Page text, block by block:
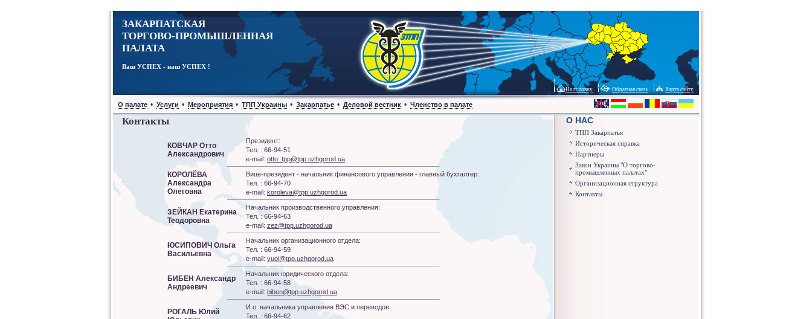
ЗАКАРПАТСКАЯ
ТОРГОВО-ПРОМЫШЛЕННАЯ
ПАЛАТА
Ваш УСПЕХ - наш УСПЕХ !
На головну Обратная связь Карта сайту
О палате • Услуги • Мероприятия • ТПП Украины • Закарпатье • Деловой вестник • Членство в палате
Контакты
КОВЧАР Отто
Александрович
Президент:
Тел. : 66-94-51
e-mail: otto_tpp@tpp.uzhgorod.ua
КОРОЛЁВА
Александра
Олеговна
Вице-президент - начальник финансового управления - главный бухгалтер:
Тел. : 66-94-70
e-mail: koroleva@tpp.uzhgorod.ua
ЗЕЙКАН Екатерина
Теодоровна
Начальник производственного управления:
Тел. : 66-94-63
e-mail: zez@tpp.uzhgorod.ua
ЮСИПОВИЧ Ольга
Васильевна
Начальник организационного отдела:
Тел. : 66-94-59
e-mail: yuol@tpp.uzhgorod.ua
БИБЕН Александр
Андреевич
Начальник юридического отдела:
Тел. : 66-94-58
e-mail: biben@tpp.uzhgorod.ua
РОГАЛЬ Юлий
И.о. начальника управления ВЭС и переводов:
Тел. : 66-94-62
О НАС
ТПП Закарпатья
Историческая справка
Партнеры
Закон Украины "О торгово-
промышленных палатах"
Организационная структура
Контакты